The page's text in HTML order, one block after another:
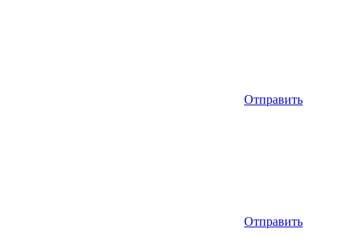
Отправить
Отправить